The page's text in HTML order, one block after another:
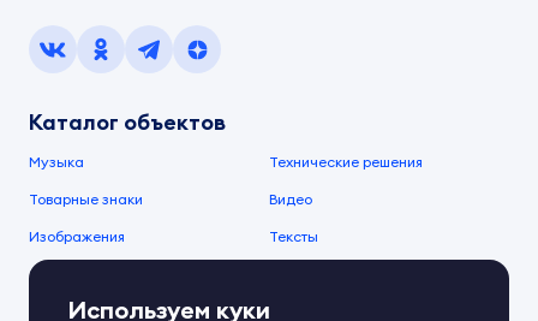
Каталог объектов
Музыка Технические решения
Товарные знаки Видео
Изображения Тексты
О компании
О сервисеИспользуем куки